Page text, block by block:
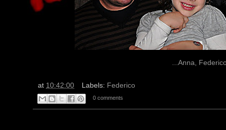
...Anna,
at 10:42:00 Labels: Federico
0 comments